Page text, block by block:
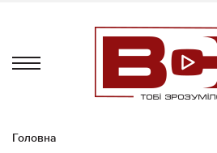
Головна